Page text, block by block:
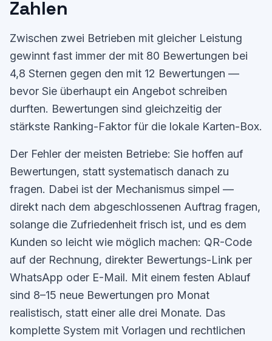
Zahlen
Zwischen zwei Betrieben mit gleicher Leistung
gewinnt fast immer der mit 80 Bewertungen bei
4,8 Sternen gegen den mit 12 Bewertungen —
bevor Sie überhaupt ein Angebot schreiben
durften. Bewertungen sind gleichzeitig der
stärkste Ranking-Faktor für die lokale Karten-Box.
Der Fehler der meisten Betriebe: Sie hoffen auf
Bewertungen, statt systematisch danach zu
fragen. Dabei ist der Mechanismus simpel —
direkt nach dem abgeschlossenen Auftrag fragen,
solange die Zufriedenheit frisch ist, und es dem
Kunden so leicht wie möglich machen: QR-Code
auf der Rechnung, direkter Bewertungs-Link per
WhatsApp oder E-Mail. Mit einem festen Ablauf
sind 8–15 neue Bewertungen pro Monat
realistisch, statt einer alle drei Monate. Das
komplette System mit Vorlagen und rechtlichen